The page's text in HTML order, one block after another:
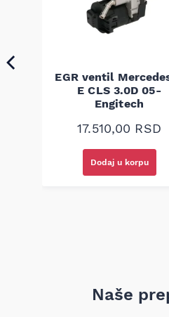
EGR ventil
E CLS 3.0D 05-
Engitech
17.510,00 RSD
Dodaj u korpu
Naše